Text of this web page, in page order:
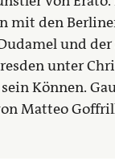
mit den
und der
unter
Können.
Matteo